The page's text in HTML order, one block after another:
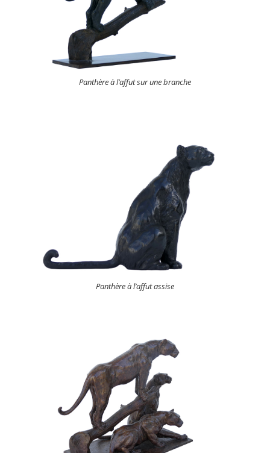
Panthère à l’affut sur une branche
Panthère à l’affut assise